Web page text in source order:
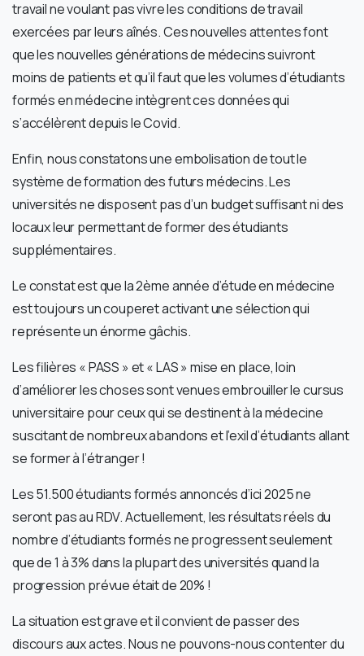
travail ne voulant pas vivre les conditions de travail
exercées par leurs aînés. Ces nouvelles attentes font
que les nouvelles générations de médecins suivront
moins de patients et qu’il faut que les volumes d’étudiants
formés en médecine intègrent ces données qui
s’accélèrent depuis le Covid.
Enfin, nous constatons une embolisation de tout le
système de formation des futurs médecins. Les
universités ne disposent pas d’un budget suffisant ni des
locaux leur permettant de former des étudiants
supplémentaires.
Le constat est que la 2ème année d’étude en médecine
est toujours un couperet activant une sélection qui
représente un énorme gâchis.
Les filières « PASS » et « LAS » mise en place, loin
d’améliorer les choses sont venues embrouiller le cursus
universitaire pour ceux qui se destinent à la médecine
suscitant de nombreux abandons et l’exil d’étudiants allant
se former à l’étranger !
Les 51.500 étudiants formés annoncés d’ici 2025 ne
seront pas au RDV. Actuellement, les résultats réels du
nombre d’étudiants formés ne progressent seulement
que de 1 à 3% dans la plupart des universités quand la
progression prévue était de 20% !
La situation est grave et il convient de passer des
discours aux actes. Nous ne pouvons-nous contenter du